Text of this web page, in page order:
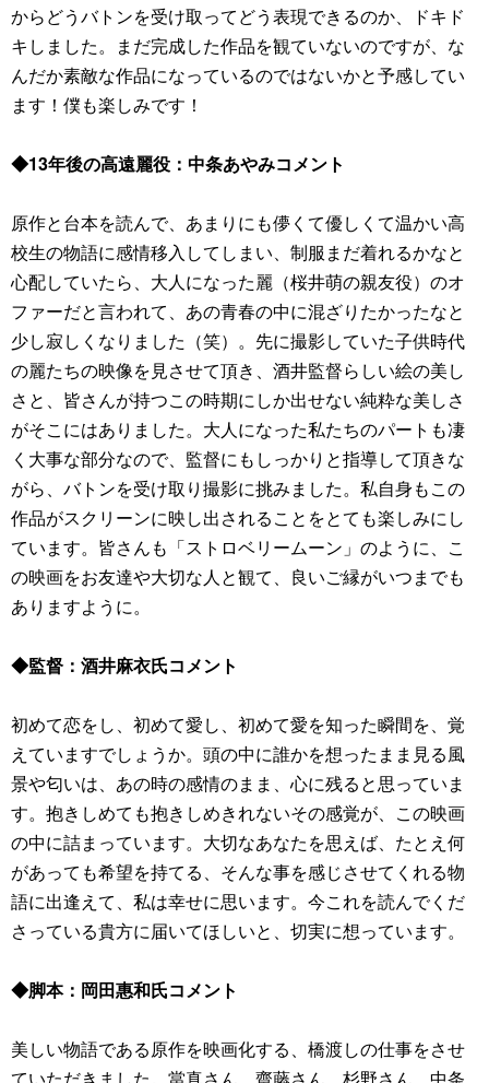
からどうバトンを受け取ってどう表現できるのか、ドキド
キしました。まだ完成した作品を観ていないのですが、な
んだか素敵な作品になっているのではないかと予感してい
ます！僕も楽しみです！
◆13年後の高遠麗役：中条あやみコメント
原作と台本を読んで、あまりにも儚くて優しくて温かい高
校生の物語に感情移入してしまい、制服まだ着れるかなと
心配していたら、大人になった麗（桜井萌の親友役）のオ
ファーだと言われて、あの青春の中に混ざりたかったなと
少し寂しくなりました（笑）。先に撮影していた子供時代
の麗たちの映像を見させて頂き、酒井監督らしい絵の美し
さと、皆さんが持つこの時期にしか出せない純粋な美しさ
がそこにはありました。大人になった私たちのパートも凄
く大事な部分なので、監督にもしっかりと指導して頂きな
がら、バトンを受け取り撮影に挑みました。私自身もこの
作品がスクリーンに映し出されることをとても楽しみにし
ています。皆さんも「ストロベリームーン」のように、こ
の映画をお友達や大切な人と観て、良いご縁がいつまでも
ありますように。
◆監督：酒井麻衣氏コメント
初めて恋をし、初めて愛し、初めて愛を知った瞬間を、覚
えていますでしょうか。頭の中に誰かを想ったまま見る風
景や匂いは、あの時の感情のまま、心に残ると思っていま
す。抱きしめても抱きしめきれないその感覚が、この映画
の中に詰まっています。大切なあなたを思えば、たとえ何
があっても希望を持てる、そんな事を感じさせてくれる物
語に出逢えて、私は幸せに思います。今これを読んでくだ
さっている貴方に届いてほしいと、切実に想っています。
◆脚本：岡田惠和氏コメント
美しい物語である原作を映画化する、橋渡しの仕事をさせ